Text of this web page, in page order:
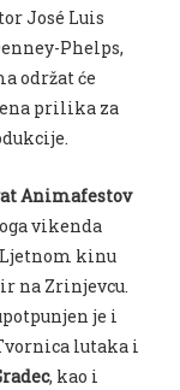
José Luis
Phelps,
održat će
prilika za
Animafestov
vikenda
kinu
na Zrinjevcu.
je i
lutaka i
, kao i